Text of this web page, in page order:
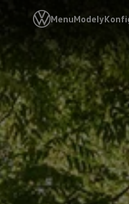
MenuModely